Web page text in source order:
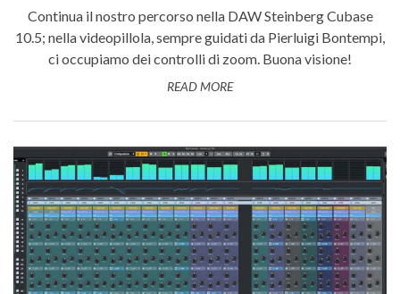
Continua il nostro percorso nella DAW Steinberg Cubase
10.5; nella videopillola, sempre guidati da Pierluigi Bontempi,
ci occupiamo dei controlli di zoom. Buona visione!
READ MORE